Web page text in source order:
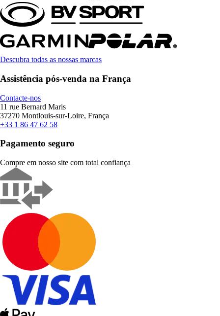
Descubra todas as nossas marcas
Assistência pós-venda na França
Contacte-nos
11 rue Bernard Maris
37270 Montlouis-sur-Loire, França
+33 1 86 47 62 58
Pagamento seguro
Compre em nosso site com total confiança